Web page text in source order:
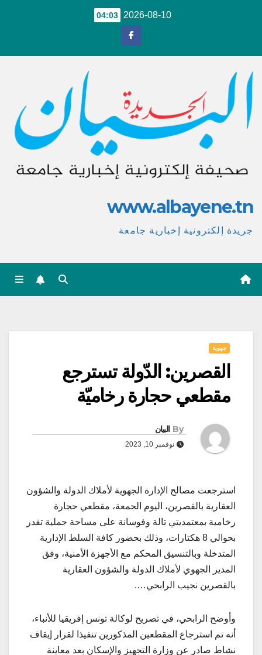
2026-08-10
04:03
www.albayene.tn
جريدة إلكترونية إخبارية جامعة
جهوية
القصرين: الدّولة تسترجع
مقطعي حجارة رخاميّة
By البيان
نوفمبر 10, 2023
استرجعت مصالح الإدارة الجهوية لأملاك الدولة والشؤون
العقارية بالقصرين، اليوم الجمعة، مقطعي حجارة
رخامية بمعتمديتي تالة وفوسانة على مساحة جملية تقدر
بحوالي 8 هكتارات، وذلك بحضور كافة السلط الإدارية
المتدخلة وبالتنسيق المحكم مع الأجهزة الأمنية، وفق
المدير الجهوي لأملاك الدولة والشؤون العقارية
بالقصرين نجيب الرابحي….
وأوضح الرابحي، في تصريح لوكالة تونس إفريقيا للأنباء،
أنه تم استرجاع المقطعين المذكورين تنفيذا لقرار إيقاف
نشاط صادر عن وزارة التجهيز والإسكان بعد معاينة